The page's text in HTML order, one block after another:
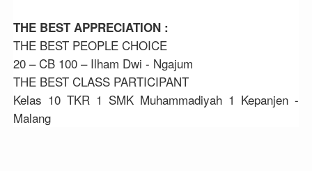
THE BEST APPRECIATION :
THE BEST PEOPLE CHOICE
20 – CB 100 – Ilham Dwi - Ngajum
THE BEST CLASS PARTICIPANT
Kelas 10 TKR 1 SMK Muhammadiyah 1 Kepanjen -
Malang